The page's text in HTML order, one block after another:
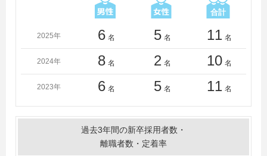
2025年 6 名 5 名 11 名
2024年 8 名 2 名 10 名
2023年 6 名 5 名 11 名
過去3年間の新卒採用者数・
離職者数・定着率